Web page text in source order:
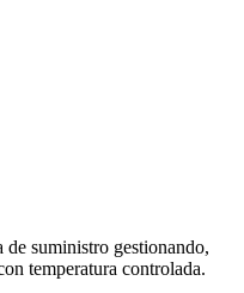
suministro gestionando,
temperatura controlada.